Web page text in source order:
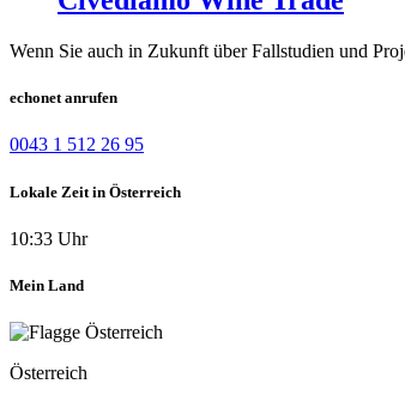
Wenn Sie auch in Zukunft über Fallstudien und
echonet anrufen
0043 1 512 26 95
Lokale Zeit in Österreich
10:33 Uhr
Mein Land
Österreich